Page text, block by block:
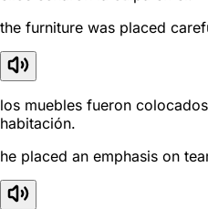
the furniture was placed
los muebles fueron
habitación.
he placed an emphasis on